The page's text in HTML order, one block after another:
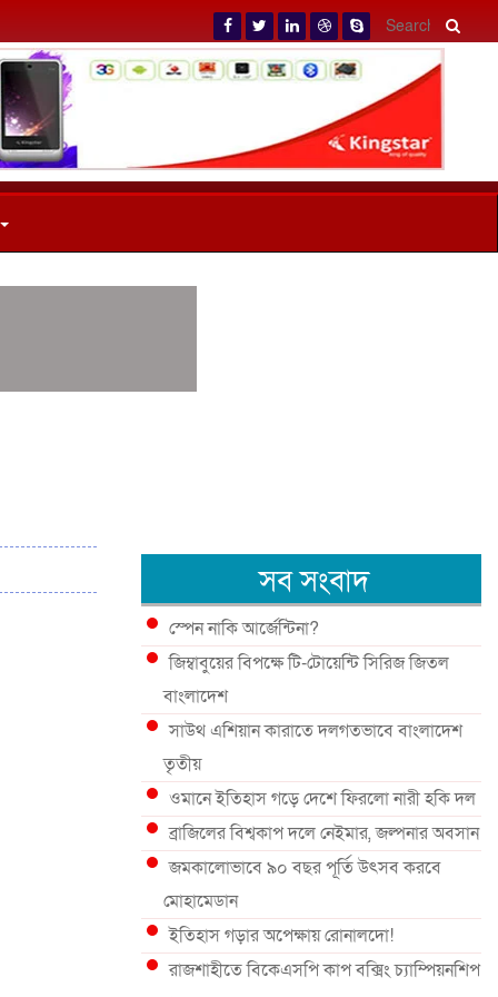
সব সংবাদ
স্পেন নাকি আর্জেন্টিনা?
জিম্বাবুয়ের বিপক্ষে টি-টোয়েন্টি সিরিজ জিতল
বাংলাদেশ
সাউথ এশিয়ান কারাতে দলগতভাবে বাংলাদেশ
তৃতীয়
ওমানে ইতিহাস গড়ে দেশে ফিরলো নারী হকি দল
ব্রাজিলের বিশ্বকাপ দলে নেইমার, জল্পনার অবসান
জমকালোভাবে ৯০ বছর পূর্তি উৎসব করবে
মোহামেডান
ইতিহাস গড়ার অপেক্ষায় রোনালদো!
রাজশাহীতে বিকেএসপি কাপ বক্সিং চ্যাম্পিয়নশিপ